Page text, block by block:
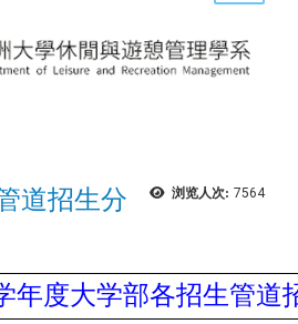
浏览人次: 7564
道招生分
年度大学部各招生管道